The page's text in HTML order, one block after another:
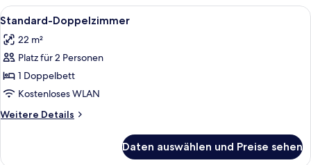
Alle
Fotos
für
Standard-
Doppelzimmer
anzeigen
Ein Hotelzimmer mit zwei Betten,
4
Standard-Doppelzimmer
22 m²
Platz für 2 Personen
1 Doppelbett
Kostenloses WLAN
Weitere Details
Weitere
Daten auswählen und Preise sehen